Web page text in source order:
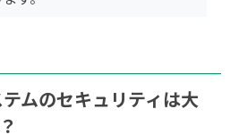
ムのセキュリティは大